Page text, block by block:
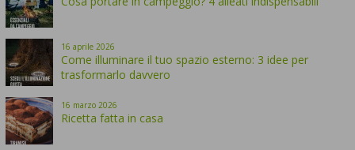
16 aprile 2026
Come illuminare il tuo spazio esterno: 3 idee per
trasformarlo davvero
16 marzo 2026
Ricetta fatta in casa